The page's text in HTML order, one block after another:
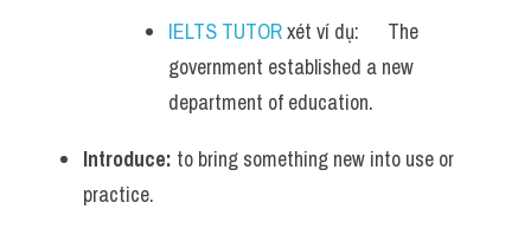
IELTS TUTOR xét ví dụ:      The
government established a new
department of education.
Introduce: to bring something new into use or
practice.